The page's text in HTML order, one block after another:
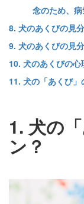
念のため、
8. 犬のあくびの見
9. 犬のあくびの見
10. 犬のあくびの心
11. 犬の「あくび」
1. 犬の
ン？